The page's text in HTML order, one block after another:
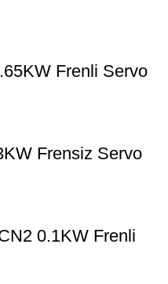
Frenli Servo
Frensiz Servo
0.1KW Frenli